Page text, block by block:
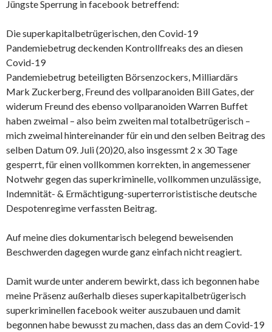
Jüngste Sperrung in facebook betreffend:
Die superkapitalbetrügerischen, den Covid-19
Pandemiebetrug deckenden Kontrollfreaks des an diesen
Covid-19
Pandemiebetrug beteiligten Börsenzockers, Milliardärs
Mark Zuckerberg, Freund des vollparanoiden Bill Gates, der
widerum Freund des ebenso vollparanoiden Warren Buffet
haben zweimal – also beim zweiten mal totalbetrügerisch –
mich zweimal hintereinander für ein und den selben Beitrag des
selben Datum 09. Juli (20)20, also insgessmt 2 x 30 Tage
gesperrt, für einen vollkommen korrekten, in angemessener
Notwehr gegen das superkriminelle, vollkommen unzulässige,
Indemnität- & Ermächtigung-superterrorististische deutsche
Despotenregime verfassten Beitrag.
Auf meine dies dokumentarisch belegend beweisenden
Beschwerden dagegen wurde ganz einfach nicht reagiert.
Damit wurde unter anderem bewirkt, dass ich begonnen habe
meine Präsenz außerhalb dieses superkapitalbetrügerisch
superkriminellen facebook weiter auszubauen und damit
begonnen habe bewusst zu machen, dass das an dem Covid-19